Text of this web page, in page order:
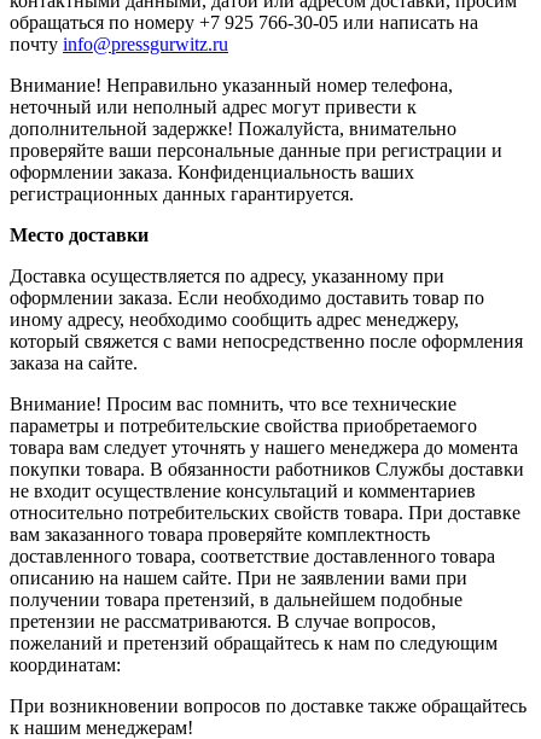
обращаться по номеру +7 925 766-30-05 или написать на
почту info@pressgurwitz.ru
Внимание! Неправильно указанный номер телефона,
неточный или неполный адрес могут привести к
дополнительной задержке! Пожалуйста, внимательно
проверяйте ваши персональные данные при регистрации и
оформлении заказа. Конфиденциальность ваших
регистрационных данных гарантируется.
Место доставки
Доставка осуществляется по адресу, указанному при
оформлении заказа. Если необходимо доставить товар по
иному адресу, необходимо сообщить адрес менеджеру,
который свяжется с вами непосредственно после оформления
заказа на сайте.
Внимание! Просим вас помнить, что все технические
параметры и потребительские свойства приобретаемого
товара вам следует уточнять у нашего менеджера до момента
покупки товара. В обязанности работников Службы доставки
не входит осуществление консультаций и комментариев
относительно потребительских свойств товара. При доставке
вам заказанного товара проверяйте комплектность
доставленного товара, соответствие доставленного товара
описанию на нашем сайте. При не заявлении вами при
получении товара претензий, в дальнейшем подобные
претензии не рассматриваются. В случае вопросов,
пожеланий и претензий обращайтесь к нам по следующим
координатам:
При возникновении вопросов по доставке также обращайтесь
к нашим менеджерам!